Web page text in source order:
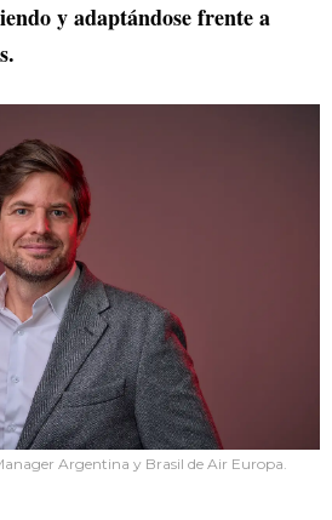
y adaptándose frente a
Argentina y Brasil de Air Europa.